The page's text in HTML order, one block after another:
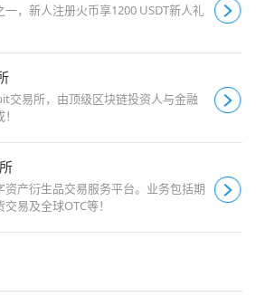
一，新人注册火币享1200 USDT新人礼
交易所，由顶级区块链投资人与金融
资产衍生品交易服务平台。业务包括期
易及全球OTC等！